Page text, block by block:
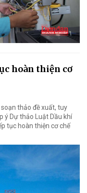
hoàn thiện cơ
thảo đề xuất, tuy
ý Dự thảo Luật Dầu khí
tục hoàn thiện cơ chế